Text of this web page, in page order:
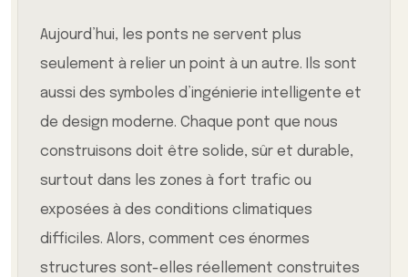
Aujourd’hui, les ponts ne servent plus
seulement à relier un point à un autre. Ils sont
aussi des symboles d’ingénierie intelligente et
de design moderne. Chaque pont que nous
construisons doit être solide, sûr et durable,
surtout dans les zones à fort trafic ou
exposées à des conditions climatiques
difficiles. Alors, comment ces énormes
structures sont-elles réellement construites